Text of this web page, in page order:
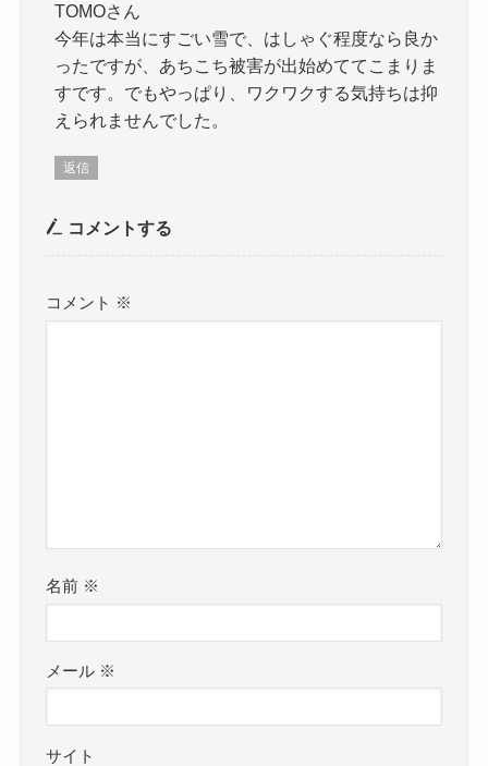
TOMOさん
今年は本当にすごい雪で、はしゃぐ程度なら良か
ったですが、あちこち被害が出始めててこまりま
すです。でもやっぱり、ワクワクする気持ちは抑
えられませんでした。
返信
コメントする
コメント ※
名前 ※
メール ※
サイト